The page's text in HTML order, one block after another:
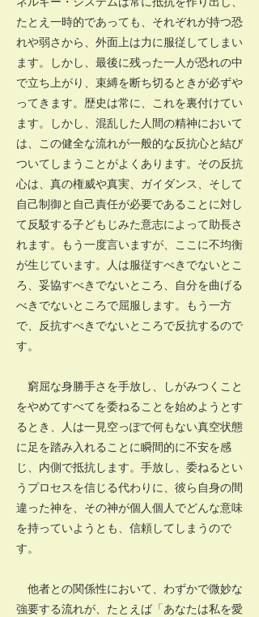
たとえ一時的であっても、それぞれが持つ恐
れや弱さから、外面上は力に服従してしまい
ます。しかし、最後に残った一人が恐れの中
で立ち上がり、束縛を断ち切るときが必ずや
ってきます。歴史は常に、これを裏付けてい
ます。しかし、混乱した人間の精神において
は、この健全な流れが一般的な反抗心と結び
ついてしまうことがよくあります。その反抗
心は、真の権威や真実、ガイダンス、そして
自己制御と自己責任が必要であることに対し
て反駁する子どもじみた意志によって助長さ
れます。もう一度言いますが、ここに不均衡
が生じています。人は服従すべきでないとこ
ろ、妥協すべきでないところ、自分を曲げる
べきでないところで屈服します。もう一方
で、反抗すべきでないところで反抗するので
す。
窮屈な身勝手さを手放し、しがみつくこと
をやめてすべてを委ねることを始めようとす
るとき、人は一見空っぽで何もない真空状態
に足を踏み入れることに瞬間的に不安を感
じ、内側で抵抗します。手放し、委ねるとい
うプロセスを信じる代わりに、彼ら自身の間
違った神を、その神が個人個人でどんな意味
を持っていようとも、信頼してしまうので
す。
他者との関係性において、わずかで微妙な
強要する流れが、たとえば「あなたは私を愛